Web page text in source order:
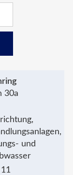
30a
und